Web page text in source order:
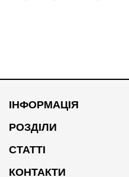
ІНФОРМАЦІЯ
РОЗДІЛИ
СТАТТІ
КОНТАКТИ